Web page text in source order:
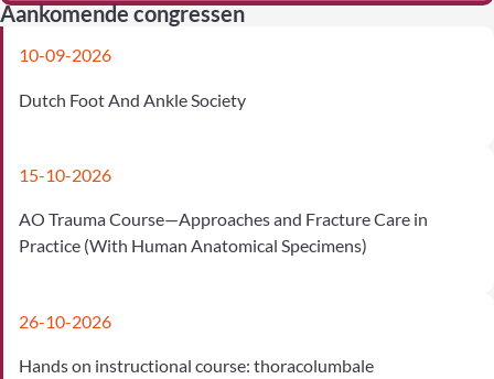
Aankomende congressen
10-09-2026
Dutch Foot And Ankle Society
15-10-2026
AO Trauma Course—Approaches and Fracture Care in
Practice (With Human Anatomical Specimens)
26-10-2026
Hands on instructional course: thoracolumbale